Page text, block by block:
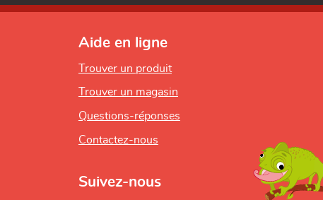
Aide en ligne
Trouver un produit
Trouver un magasin
Questions-réponses
Contactez-nous
Suivez-nous